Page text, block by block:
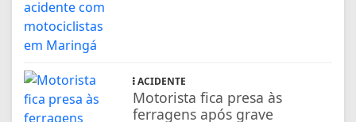
ACIDENTE
Motorista fica presa às
ferragens após grave